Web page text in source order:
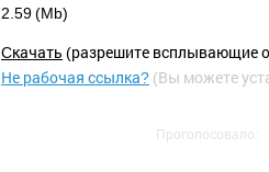
2.59 (Mb)
Cкачать (разрешите всплывающие
Не рабочая ссылка? (Вы можете
Проголосовало: